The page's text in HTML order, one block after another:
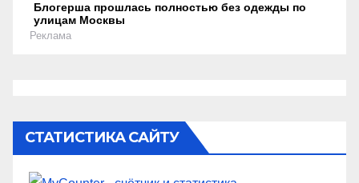
Блогерша прошлась полностью без одежды по
улицам Москвы
Реклама
СТАТИСТИКА САЙТУ